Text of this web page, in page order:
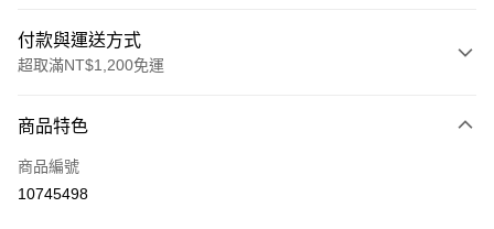
付款與運送方式
超取滿NT$1,200免運
信用卡一次付款
超商取貨付款
商品特色
商品編號
10745498